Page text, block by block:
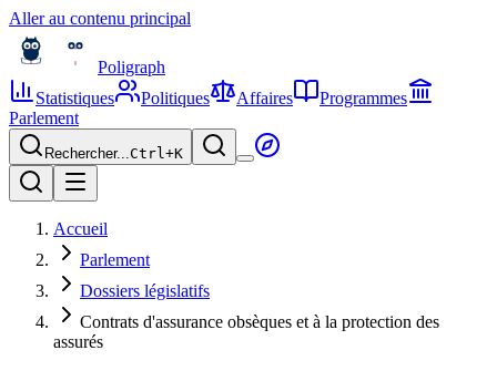
Aller au contenu principal
Poligraph
Statistiques
Politiques Affaires
Programmes
Parlement
Rechercher...Ctrl+K
Accueil
Parlement
Dossiers législatifs
Contrats d'assurance obsèques et à la protection des
assurés